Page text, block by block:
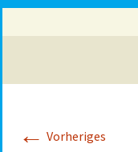
← Vorheriges